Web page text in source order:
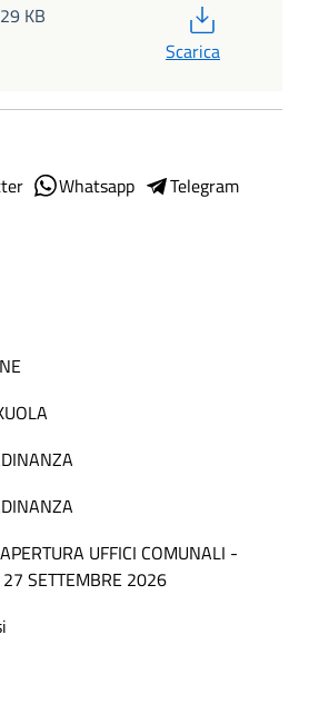
KB
Scarica
Whatsapp
Telegram
UFFICI COMUNALI -
SETTEMBRE 2026